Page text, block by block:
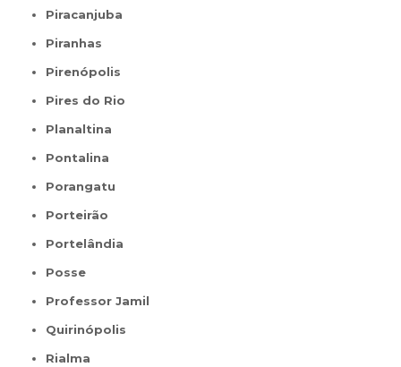
Piracanjuba
Piranhas
Pirenópolis
Pires do Rio
Planaltina
Pontalina
Porangatu
Porteirão
Portelândia
Posse
Professor Jamil
Quirinópolis
Rialma